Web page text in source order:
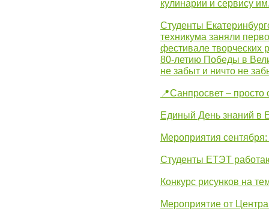
кулинарии и сервису
Студенты
техникума заняли
фестивале
80-летию Победы в
не забыт и ничто не
📍Санпросвет –
Единый День знаний в
Мероприятия
Студенты ЕТЭТ
Конкурс рисунков на
Мероприятие от